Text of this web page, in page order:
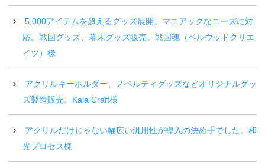
5,000アイテムを超えるグッズ展開。マニアックなニーズに対
応。戦国グッズ、幕末グッズ販売。戦国魂（ベルウッドクリエ
イツ）様
アクリルキーホルダー、ノベルティグッズなどオリジナルグッ
ズ製造販売。Kala Craft様
アクリルだけじゃない幅広い汎用性が導入の決め手でした。和
光プロセス様